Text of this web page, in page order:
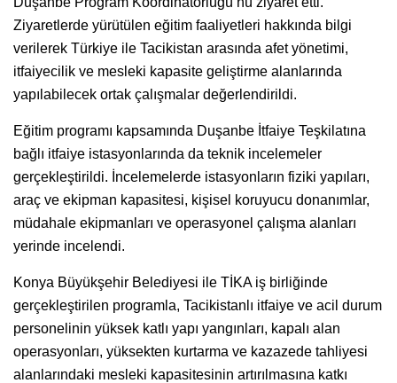
Ziyaretlerde yürütülen eğitim faaliyetleri hakkında bilgi
verilerek Türkiye ile Tacikistan arasında afet yönetimi,
itfaiyecilik ve mesleki kapasite geliştirme alanlarında
yapılabilecek ortak çalışmalar değerlendirildi.
Eğitim programı kapsamında Duşanbe İtfaiye Teşkilatına
bağlı itfaiye istasyonlarında da teknik incelemeler
gerçekleştirildi. İncelemelerde istasyonların fiziki yapıları,
araç ve ekipman kapasitesi, kişisel koruyucu donanımlar,
müdahale ekipmanları ve operasyonel çalışma alanları
yerinde incelendi.
Konya Büyükşehir Belediyesi ile TİKA iş birliğinde
gerçekleştirilen programla, Tacikistanlı itfaiye ve acil durum
personelinin yüksek katlı yapı yangınları, kapalı alan
operasyonları, yüksekten kurtarma ve kazazede tahliyesi
alanlarındaki mesleki kapasitesinin artırılmasına katkı